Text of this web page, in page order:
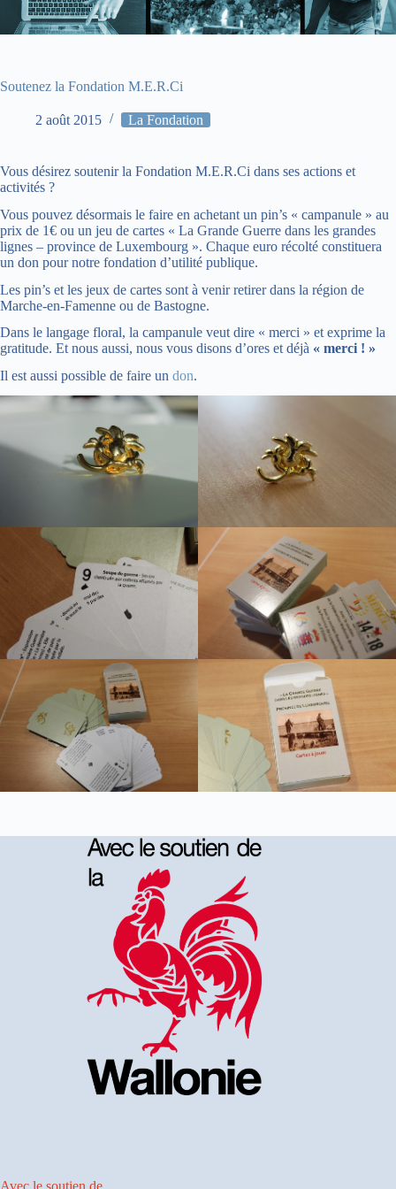
Soutenez la Fondation M.E.R.Ci
2 août 2015 La Fondation
Vous désirez soutenir la Fondation M.E.R.Ci dans ses actions et
activités ?
Vous pouvez désormais le faire en achetant un pin’s « campanule » au
prix de 1€ ou un jeu de cartes « La Grande Guerre dans les grandes
lignes – province de Luxembourg ». Chaque euro récolté constituera
un don pour notre fondation d’utilité publique.
Les pin’s et les jeux de cartes sont à venir retirer dans la région de
Marche-en-Famenne ou de Bastogne.
Dans le langage floral, la campanule veut dire « merci » et exprime la
gratitude. Et nous aussi, nous vous disons d’ores et déjà « merci ! »
Il est aussi possible de faire un don.
Avec le soutien de